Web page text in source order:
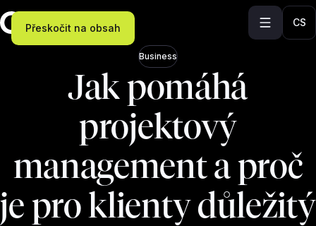
Přeskočit na obsah CS
Business
Jak pomáhá
projektový
management a proč
je pro klienty důležitý